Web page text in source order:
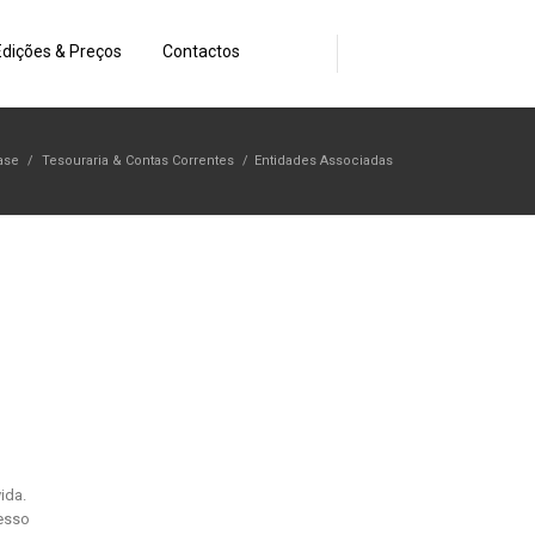
& Preços Contactos
/ Tesouraria & Contas Correntes / Entidades Associadas